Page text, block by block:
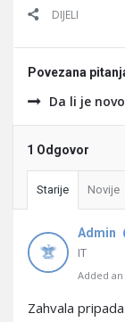
DIJELI
Povezana
Da li je
1 Odgovor
Starije Novije
Admin
IT
Added an
Zahvala